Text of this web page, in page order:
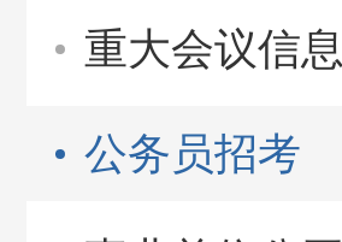
重大会议信息
公务员招考